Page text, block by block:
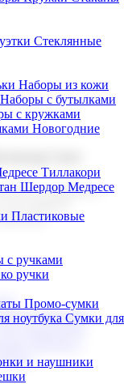
Стеклянные
Наборы из кожи
Наборы с бутылками
с кружками
Новогодние
Тиллакори
Шердор Медресе
Пластиковые
с ручками
ручки
Промо-сумки
ноутбука Сумки для
и наушники
подарков и
найдете